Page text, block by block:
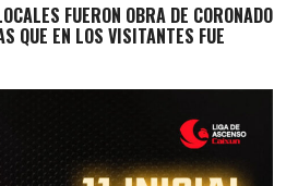
FUERON OBRA DE CORONADO
QUE EN LOS VISITANTES FUE